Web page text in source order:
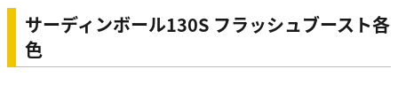
サーディンボール130S フラッシュブースト各
色